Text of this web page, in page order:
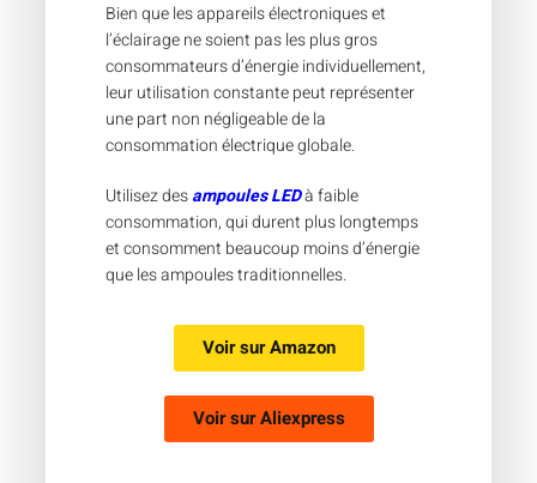
Bien que les appareils électroniques et
l’éclairage ne soient pas les plus gros
consommateurs d’énergie individuellement,
leur utilisation constante peut représenter
une part non négligeable de la
consommation électrique globale.
Utilisez desampoules LEDà faible
consommation, qui durent plus longtemps
et consomment beaucoup moins d’énergie
que les ampoules traditionnelles.
Voir surAmazon
Voir surAliexpress